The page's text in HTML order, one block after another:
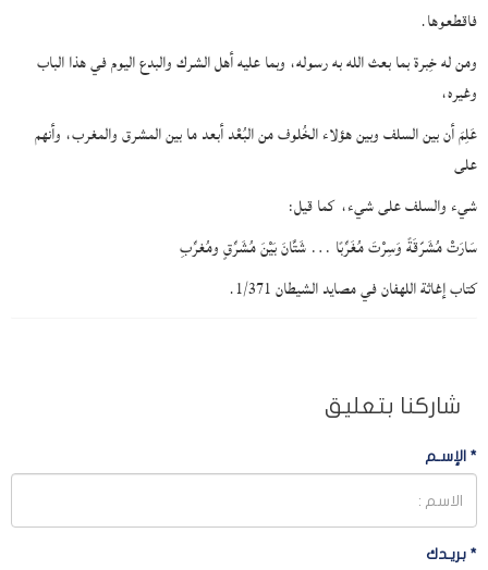
فاقطعوها.
ومن له خِبرة بما بعث الله به رسوله، وبما عليه أهل الشرك والبدع اليوم في هذا الباب
وغيره،
عَلِمَ أن بين السلف وبين هؤلاء الخُلوف من البُعْد أبعد ما بين المشرق والمغرب، وأنهم
على
شيء والسلف على شيء، كما قيل:
سَارَتْ مُشَرّقَةً وَسِرْتَ مُغَرِّبًا … شَتَّانَ بَيْنَ مُشَرِّقٍ ومُغرِّبِ
كتاب إغاثة اللهفان في مصايد الشيطان 1/371.
شاركنا بتعليق
* الإسـم
* بريـدك